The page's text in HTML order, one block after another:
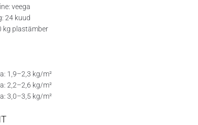
veega
24 kuud
kg plastämber
1,9–2,3 kg/m²
2,2–2,6 kg/m²
3,0–3,5 kg/m²